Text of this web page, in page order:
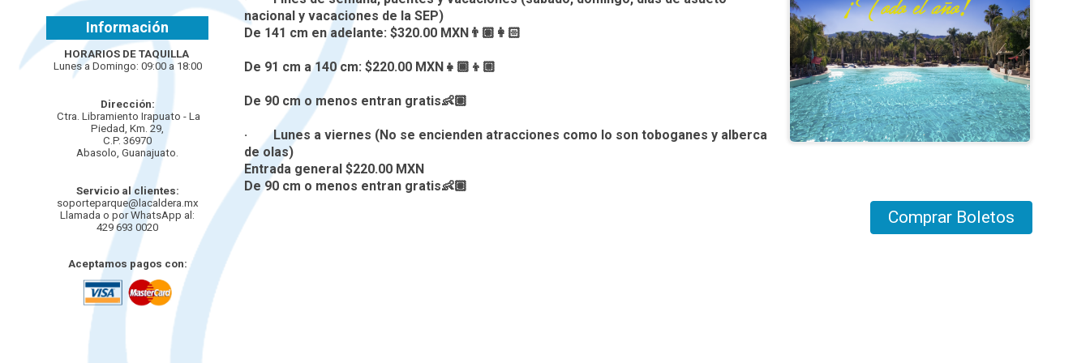
Información
HORARIOS DE TAQUILLA
Lunes a Domingo: 09:00 a 18:00
Dirección:
Ctra. Libramiento Irapuato - La
Piedad, Km. 29,
C.P. 36970
Abasolo, Guanajuato.
Servicio al clientes:
soporteparque@lacaldera.mx
Llamada o por WhatsApp al:
429 693 0020
Aceptamos pagos con:
nacional y vacaciones de la SEP)
De 141 cm en adelante: $320.00 MXN👨🏽👩🏻
De 91 cm a 140 cm: $220.00 MXN👧🏾👦🏼
De 90 cm o menos entran gratis👶🏽
· Lunes a viernes (No se encienden atracciones como lo son toboganes y alberca
de olas)
Entrada general $220.00 MXN
De 90 cm o menos entran gratis👶🏽
Comprar Boletos